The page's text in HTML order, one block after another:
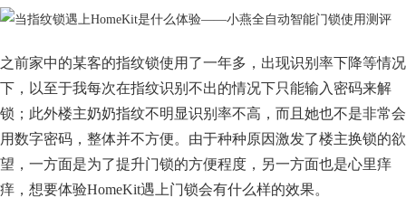
之前家中的某客的指纹锁使用了一年多，出现识别率下降等情况
下，以至于我每次在指纹识别不出的情况下只能输入密码来解
锁；此外楼主奶奶指纹不明显识别率不高，而且她也不是非常会
用数字密码，整体并不方便。由于种种原因激发了楼主换锁的欲
望，一方面是为了提升门锁的方便程度，另一方面也是心里痒
痒，想要体验HomeKit遇上门锁会有什么样的效果。